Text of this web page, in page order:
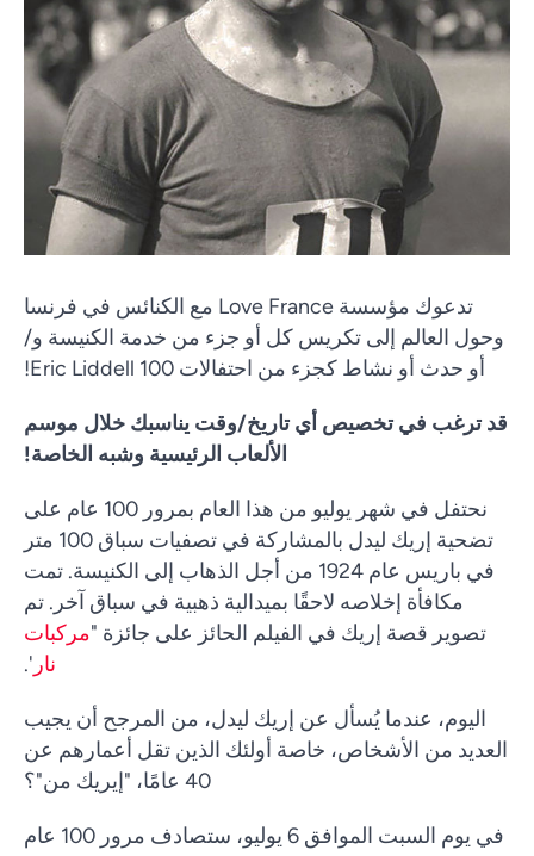
تدعوك مؤسسة Love France مع الكنائس في فرنسا
وحول العالم إلى تكريس كل أو جزء من خدمة الكنيسة و/
أو حدث أو نشاط كجزء من احتفالات Eric Liddell 100!
قد ترغب في تخصيص أي تاريخ/وقت يناسبك خلال موسم
الألعاب الرئيسية وشبه الخاصة!
نحتفل في شهر يوليو من هذا العام بمرور 100 عام على
تضحية إريك ليدل بالمشاركة في تصفيات سباق 100 متر
في باريس عام 1924 من أجل الذهاب إلى الكنيسة. تمت
مكافأة إخلاصه لاحقًا بميدالية ذهبية في سباق آخر. تم
تصوير قصة إريك في الفيلم الحائز على جائزة "مركبات
نار '.
اليوم، عندما يُسأل عن إريك ليدل، من المرجح أن يجيب
العديد من الأشخاص، خاصة أولئك الذين تقل أعمارهم عن
40 عامًا، "إيريك من"؟
في يوم السبت الموافق 6 يوليو، ستصادف مرور 100 عام